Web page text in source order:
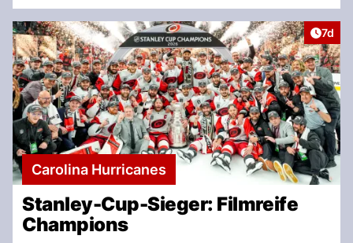
7d
Carolina Hurricanes
Stanley-Cup-Sieger: Filmreife
Champions